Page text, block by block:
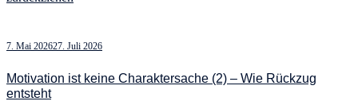
7. Mai 202627. Juli 2026
Motivation ist keine Charaktersache (2) – Wie Rückzug
entsteht